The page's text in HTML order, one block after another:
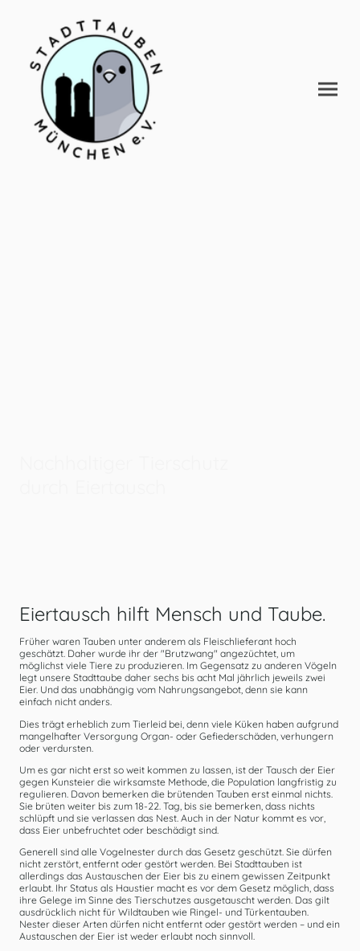
Eiertausch hilft Mensch und Taube.
Früher waren Tauben unter anderem als Fleischlieferant hoch
geschätzt. Daher wurde ihr der "Brutzwang" angezüchtet, um
möglichst viele Tiere zu produzieren. Im Gegensatz zu anderen Vögeln
legt unsere Stadttaube daher sechs bis acht Mal jährlich jeweils zwei
Eier. Und das unabhängig vom Nahrungsangebot, denn sie kann
einfach nicht anders.
Dies trägt erheblich zum Tierleid bei, denn viele Küken haben aufgrund
mangelhafter Versorgung Organ- oder Gefiederschäden, verhungern
oder verdursten.
Um es gar nicht erst so weit kommen zu lassen, ist der Tausch der Eier
gegen Kunsteier die wirksamste Methode, die Population langfristig zu
regulieren. Davon bemerken die brütenden Tauben erst einmal nichts.
Sie brüten weiter bis zum 18-22. Tag, bis sie bemerken, dass nichts
schlüpft und sie verlassen das Nest. Auch in der Natur kommt es vor,
dass Eier unbefruchtet oder beschädigt sind.
Generell sind alle Vogelnester durch das Gesetz geschützt. Sie dürfen
nicht zerstört, entfernt oder gestört werden. Bei Stadttauben ist
allerdings das Austauschen der Eier bis zu einem gewissen Zeitpunkt
erlaubt. Ihr Status als Haustier macht es vor dem Gesetz möglich, dass
ihre Gelege im Sinne des Tierschutzes ausgetauscht werden. Das gilt
ausdrücklich nicht für Wildtauben wie Ringel- und Türkentauben.
Nester dieser Arten dürfen nicht entfernt oder gestört werden – und ein
Austauschen der Eier ist weder erlaubt noch sinnvoll.